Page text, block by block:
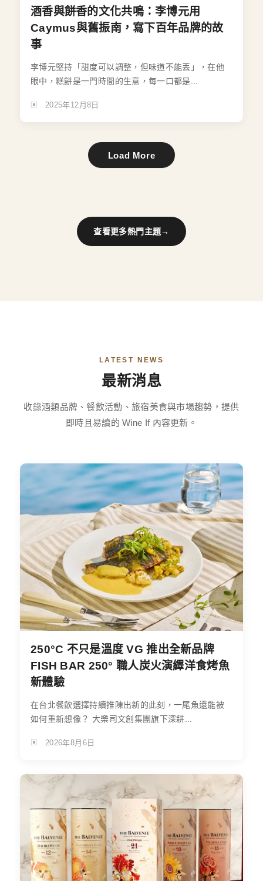
酒香與餅香的文化共鳴：李博元用
Caymus與舊振南，寫下百年品牌的故
事
李博元堅持「甜度可以調整，但味道不能丟」，在他
眼中，糕餅是一門時間的生意，每一口都是...
2025年12月8日
Load More
查看更多熱門主題→
LATEST NEWS
最新消息
收錄酒類品牌、餐飲活動、旅宿美食與市場趨勢，提供
即時且易讀的 Wine If 內容更新。
250°C 不只是溫度 VG 推出全新品牌
FISH BAR 250° 職人炭火演繹洋食烤魚
新體驗
在台北餐飲選擇持續推陳出新的此刻，一尾魚還能被
如何重新想像？ 大樂司文創集團旗下深耕...
2026年8月6日